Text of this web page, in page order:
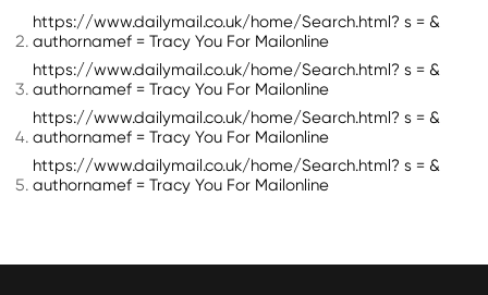
https://www.dailymail.co.uk/home/Search.html? s = &
authornamef = Tracy You For Mailonline
https://www.dailymail.co.uk/home/Search.html? s = &
authornamef = Tracy You For Mailonline
https://www.dailymail.co.uk/home/Search.html? s = &
authornamef = Tracy You For Mailonline
https://www.dailymail.co.uk/home/Search.html? s = &
authornamef = Tracy You For Mailonline